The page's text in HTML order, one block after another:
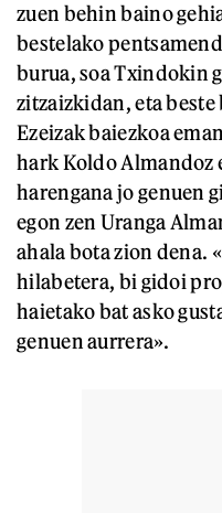
zuen behin baino
bestelako
burua, soa Txindokin
zitzaizkidan, eta beste
Ezeizak baiezkoa
hark Koldo Almandoz
harengana jo genuen
egon zen Uranga
ahala bota zion dena.
hilabetera, bi gidoi
haietako bat asko
genuen aurrera».